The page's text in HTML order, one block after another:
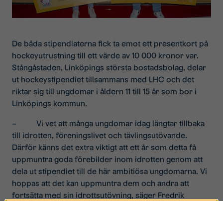
De båda stipendiaterna fick ta emot ett presentkort på
hockeyutrustning till ett värde av 10 000 kronor var.
Stångåstaden, Linköpings största bostadsbolag, delar
ut hockeystipendiet tillsammans med LHC och det
riktar sig till ungdomar i åldern 11 till 15 år som bor i
Linköpings kommun.
– Vi vet att många ungdomar idag längtar tillbaka
till idrotten, föreningslivet och tävlingsutövande.
Därför känns det extra viktigt att ett år som detta få
uppmuntra goda förebilder inom idrotten genom att
dela ut stipendiet till de här ambitiösa ungdomarna. Vi
hoppas att det kan uppmuntra dem och andra att
fortsätta med sin idrottsutövning, säger Fredrik